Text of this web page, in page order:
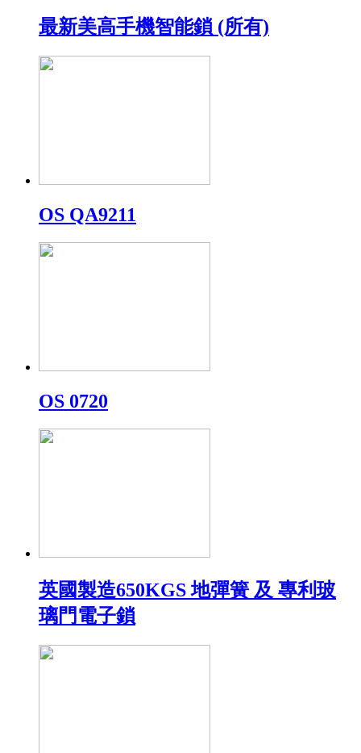
最新美高手機智能鎖 (所有)
OS QA9211
OS 0720
英國製造650KGS 地彈簧 及 專利玻
璃門電子鎖